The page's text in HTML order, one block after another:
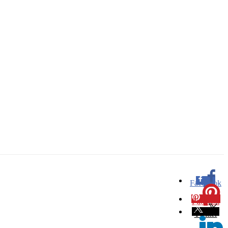
Facebook
0
Pinterest
Twitter